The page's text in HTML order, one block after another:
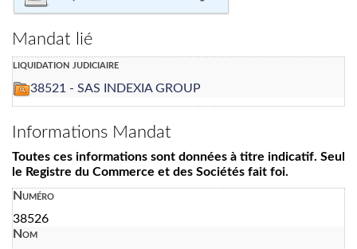
Mandat lié
liquidation judiciaire
38521 - SAS INDEXIA GROUP
Informations Mandat
Toutes ces informations sont données à titre indicatif. Seul
le Registre du Commerce et des Sociétés fait foi.
Numéro
38526
Nom